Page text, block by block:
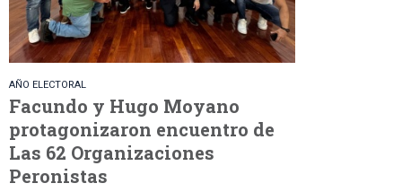
AÑO ELECTORAL
Facundo y Hugo Moyano
protagonizaron encuentro de
Las 62 Organizaciones
Peronistas